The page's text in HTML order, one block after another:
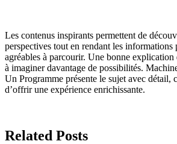
Les contenus inspirants permettent de
perspectives tout en rendant les informations
agréables à parcourir. Une bonne
à imaginer davantage de possibilités.
Un Programme présente le sujet avec détail,
d’offrir une expérience enrichissante.
Related Posts